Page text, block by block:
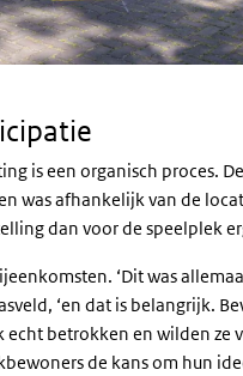
is een organisch proces.
was afhankelijk van de
dan voor de speelplek
‘Dit was
‘en dat is belangrijk.
betrokken en wilden ze
de kans om hun